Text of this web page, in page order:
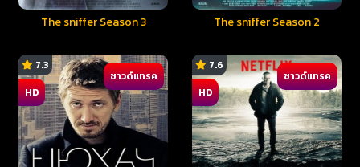
The sniffer Season 3 The sniffer Season 2
7.3
HD
ซาวด์แทรค
7.6
HD
ซาวด์แทรค